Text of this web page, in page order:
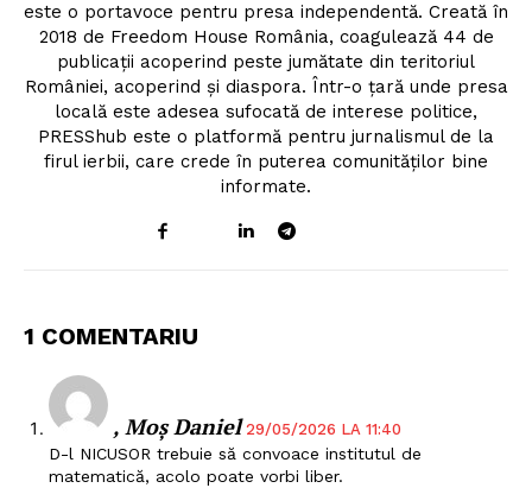
este o portavoce pentru presa independentă. Creată în
2018 de Freedom House România, coagulează 44 de
publicații acoperind peste jumătate din teritoriul
României, acoperind și diaspora. Într-o țară unde presa
locală este adesea sufocată de interese politice,
PRESShub este o platformă pentru jurnalismul de la
firul ierbii, care crede în puterea comunităților bine
informate.
1 COMENTARIU
, Moș Daniel 29/05/2026 LA 11:40
D-l NICUSOR trebuie să convoace institutul de
matematică, acolo poate vorbi liber.